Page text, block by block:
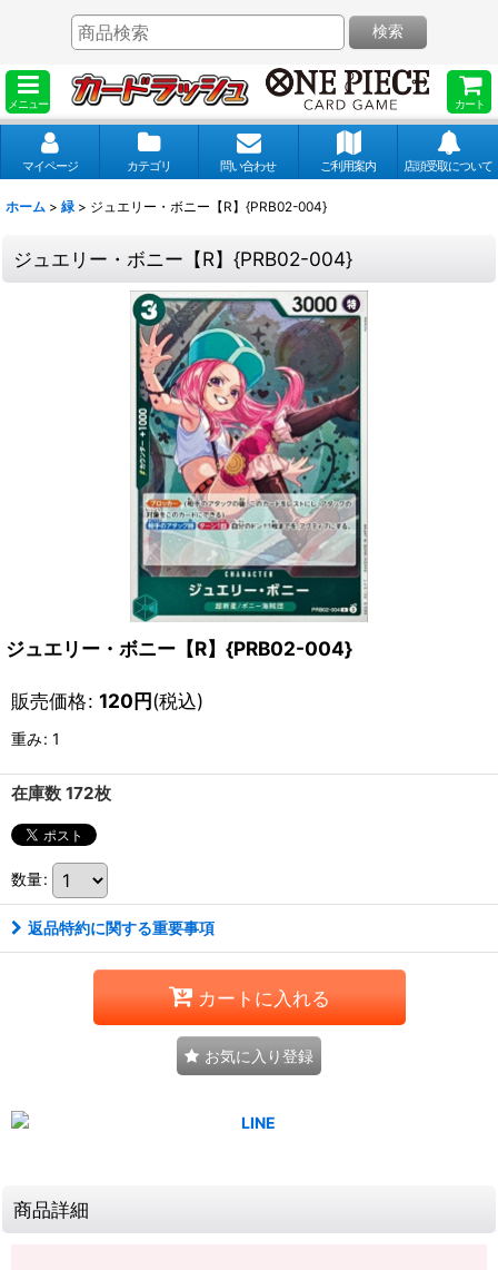
メニュー カート
検索
マイページ カテゴリ 問い合わせ ご利用案内 店頭受取について
ホーム > 緑 > ジュエリー・ボニー【R】{PRB02-004}
ジュエリー・ボニー【R】{PRB02-004}
ジュエリー・ボニー【R】{PRB02-004}
販売価格: 120円(税込)
重み: 1
在庫数 172枚
数量:
返品特約に関する重要事項
カートに入れる
お気に入り登録
商品詳細